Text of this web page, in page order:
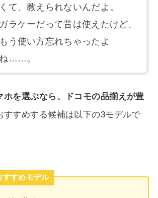
くて、教えられないんだよ。
ガラケーだって昔は使えたけど、
もう使い方忘れちゃったよ
ね……。
ホを選ぶなら、ドコモの品揃えが豊
すすめする候補は以下の3モデルで
すすめモデル